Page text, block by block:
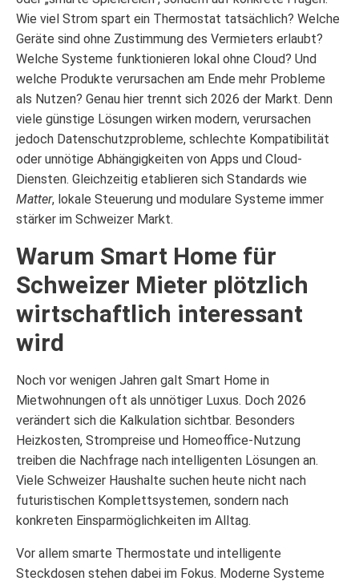
Wie viel Strom spart ein Thermostat tatsächlich? Welche
Geräte sind ohne Zustimmung des Vermieters erlaubt?
Welche Systeme funktionieren lokal ohne Cloud? Und
welche Produkte verursachen am Ende mehr Probleme
als Nutzen? Genau hier trennt sich 2026 der Markt. Denn
viele günstige Lösungen wirken modern, verursachen
jedoch Datenschutzprobleme, schlechte Kompatibilität
oder unnötige Abhängigkeiten von Apps und Cloud-
Diensten. Gleichzeitig etablieren sich Standards wie
Matter, lokale Steuerung und modulare Systeme immer
stärker im Schweizer Markt.
Warum Smart Home für
Schweizer Mieter plötzlich
wirtschaftlich interessant
wird
Noch vor wenigen Jahren galt Smart Home in
Mietwohnungen oft als unnötiger Luxus. Doch 2026
verändert sich die Kalkulation sichtbar. Besonders
Heizkosten, Strompreise und Homeoffice-Nutzung
treiben die Nachfrage nach intelligenten Lösungen an.
Viele Schweizer Haushalte suchen heute nicht nach
futuristischen Komplettsystemen, sondern nach
konkreten Einsparmöglichkeiten im Alltag.
Vor allem smarte Thermostate und intelligente
Steckdosen stehen dabei im Fokus. Moderne Systeme